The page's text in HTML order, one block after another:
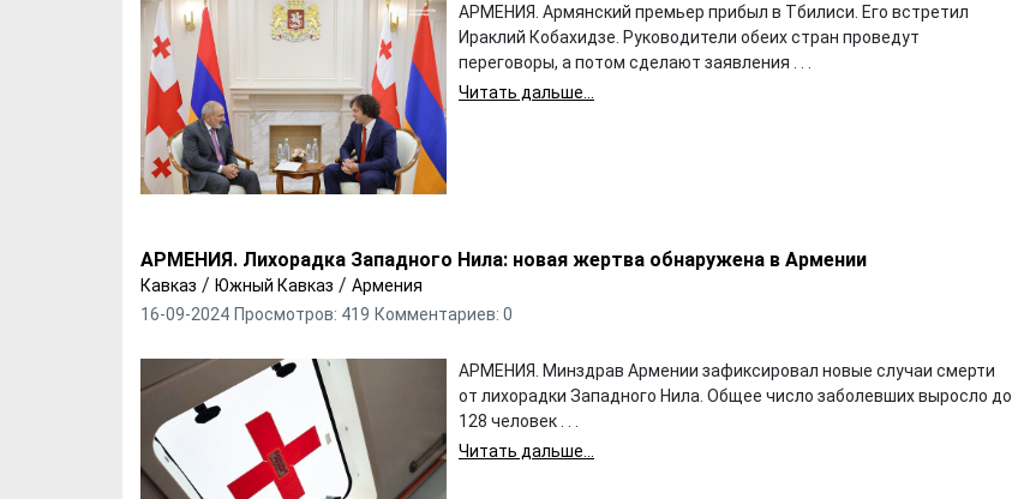
АРМЕНИЯ. Армянский премьер прибыл в Тбилиси. Его встретил
Ираклий Кобахидзе. Руководители обеих стран проведут
переговоры, а потом сделают заявления . . .
Читать дальше...
АРМЕНИЯ. Лихорадка Западного Нила: новая жертва обнаружена в Армении
Кавказ / Южный Кавказ / Армения
16-09-2024 Просмотров: 419 Комментариев: 0
АРМЕНИЯ. Минздрав Армении зафиксировал новые случаи смерти
от лихорадки Западного Нила. Общее число заболевших выросло до
128 человек . . .
Читать дальше...